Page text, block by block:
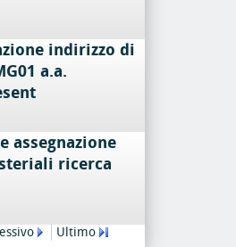
indirizzo di
a.a.
assegnazione
ricerca
Ultimo